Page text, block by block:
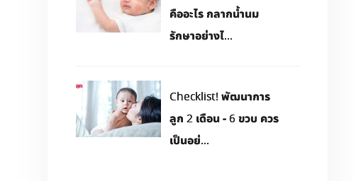
คืออะไร กลากน้ำนม
รักษาอย่างไ...
​Checklist! พัฒนาการ
ลูก 2 เดือน - 6 ขวบ ควร
เป็นอย่...